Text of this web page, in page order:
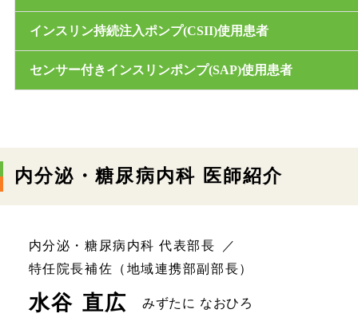
インスリン持続注入ポンプ(CSII)使用患者
センサー付きインスリンポンプ(SAP)使用患者
内分泌・糖尿病内科 医師紹介
内分泌・糖尿病内科 代表部長
特任院長補佐（地域連携部副部長）
水谷 直広 みずたに なおひろ